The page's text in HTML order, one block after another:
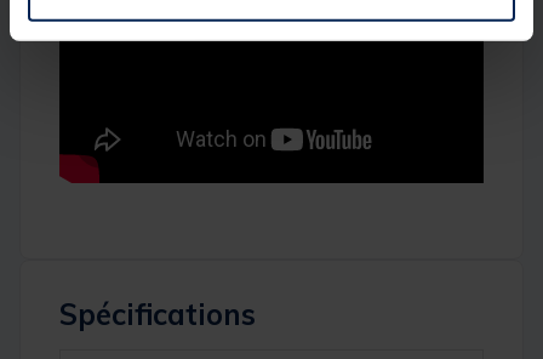
Spécifications